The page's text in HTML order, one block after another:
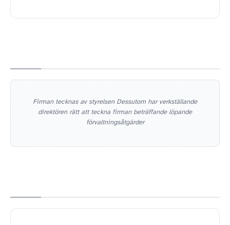
Firman tecknas av styrelsen Dessutom har verkställande
direktören rätt att teckna firman beträffande löpande
förvaltningsåtgärder